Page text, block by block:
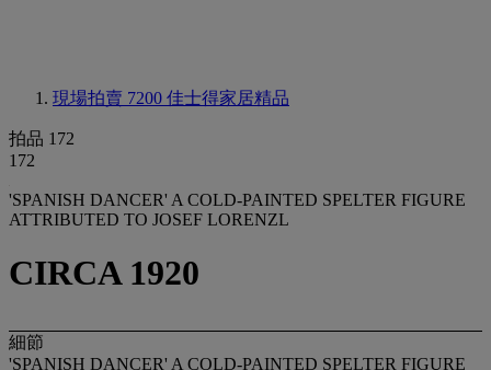
現場拍賣 7200 佳士得家居精品
拍品 172
172
'SPANISH DANCER' A COLD-PAINTED SPELTER FIGURE
ATTRIBUTED TO JOSEF LORENZL
CIRCA 1920
細節
'SPANISH DANCER' A COLD-PAINTED SPELTER FIGURE